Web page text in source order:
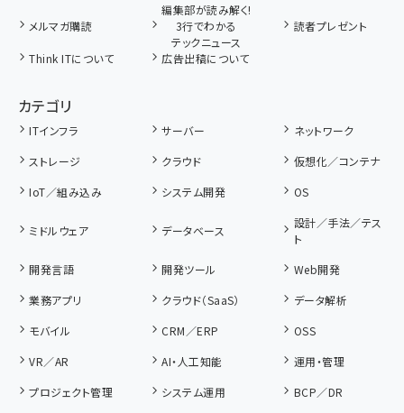
メルマガ購読
編集部が読み解く!
3行でわかる
テックニュース
読者プレゼント
Think ITについて 広告出稿について
カテゴリ
ITインフラ サーバー
ネットワーク
ストレージ
クラウド
仮想化／コンテナ
IoT／組み込み
システム開発 OS
ミドルウェア データベース
設計／手法／テス
ト
開発言語
開発ツール
Web開発
業務アプリ
クラウド（SaaS）
データ解析
モバイル
CRM／ERP
OSS
VR／AR
AI・人工知能
運用・管理
プロジェクト管理
システム運用
BCP／DR